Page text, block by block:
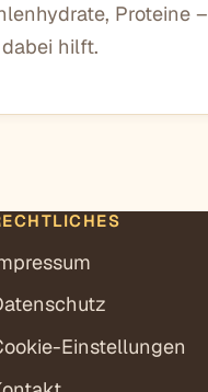
Proteine –
hilft.
Einstellungen